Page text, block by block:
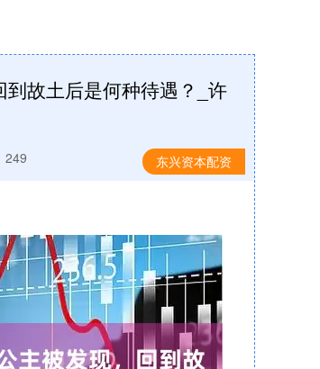
故土后是何种待遇？_许
东兴资本配资
249